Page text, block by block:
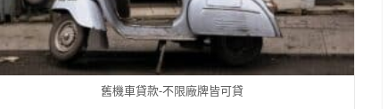
舊機車貸款-不限廠牌皆可貸